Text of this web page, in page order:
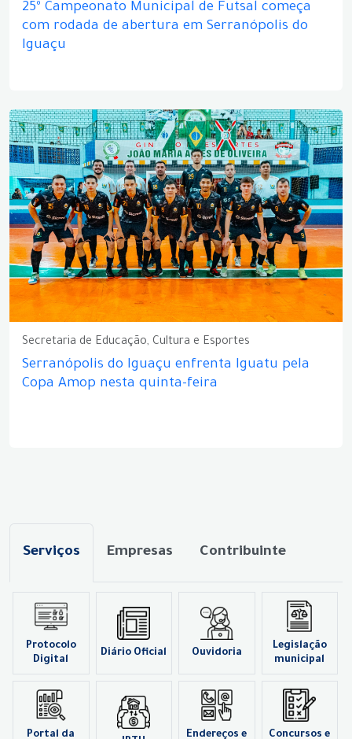
25º Campeonato Municipal de Futsal começa
com rodada de abertura em Serranópolis do
Iguaçu
Secretaria de Educação, Cultura e Esportes
Serranópolis do Iguaçu enfrenta Iguatu pela
Copa Amop nesta quinta-feira
Serviços Empresas Contribuinte
Protocolo
Digital
Diário Oficial Ouvidoria
Legislação
municipal
Portal da Endereços e Concursos e